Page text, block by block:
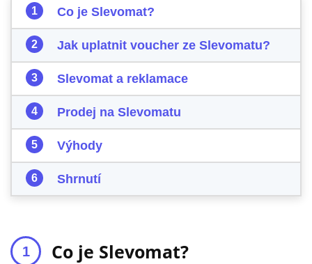
Co je Slevomat?
Jak uplatnit voucher ze Slevomatu?
Slevomat a reklamace
Prodej na Slevomatu
Výhody
Shrnutí
Co je Slevomat?